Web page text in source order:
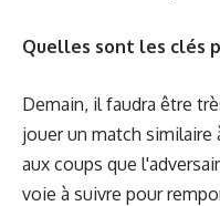
Quelles sont les clés
Demain, il faudra être
jouer un match similaire
aux coups que
voie à suivre pour